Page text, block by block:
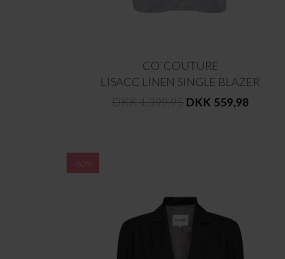
CO`COUTURE
LISACC LINEN SINGLE BLAZER
DKK 1.399,95 DKK 559,98
-60%